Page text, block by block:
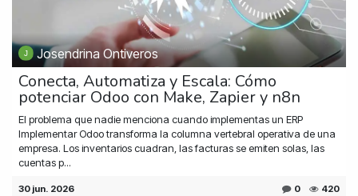
Josendrina Ontiveros
Conecta, Automatiza y Escala: Cómo
potenciar Odoo con Make, Zapier y n8n
El problema que nadie menciona cuando implementas un ERP
Implementar Odoo transforma la columna vertebral operativa de una
empresa. Los inventarios cuadran, las facturas se emiten solas, las
cuentas p...
30 jun. 2026 0 420